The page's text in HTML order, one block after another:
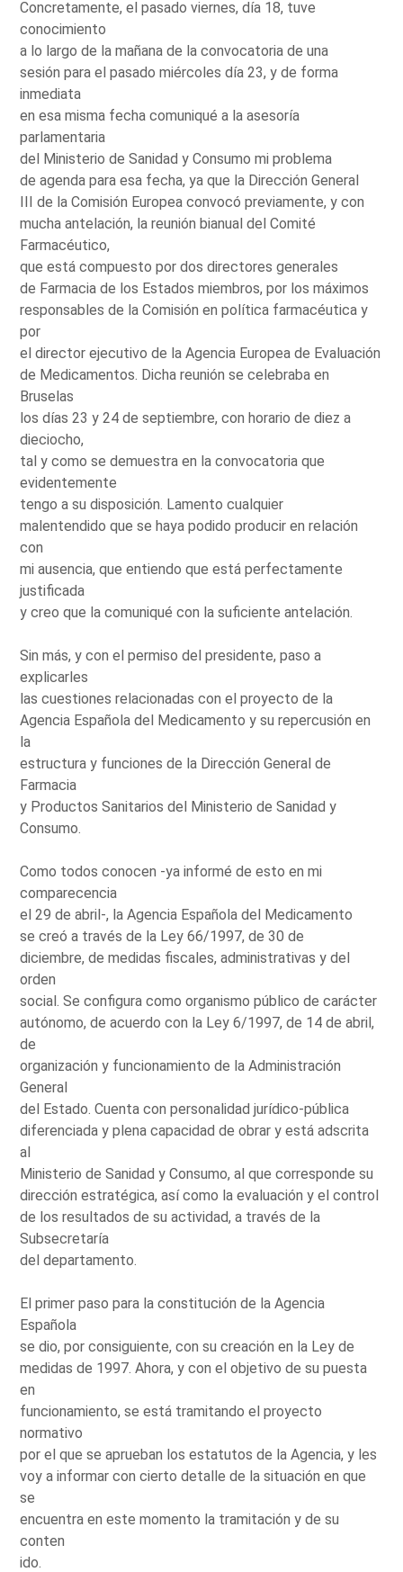
Concretamente, el pasado viernes, día 18, tuve
conocimiento
a lo largo de la mañana de la convocatoria de una
sesión para el pasado miércoles día 23, y de forma
inmediata
en esa misma fecha comuniqué a la asesoría
parlamentaria
del Ministerio de Sanidad y Consumo mi problema
de agenda para esa fecha, ya que la Dirección General
III de la Comisión Europea convocó previamente, y con
mucha antelación, la reunión bianual del Comité
Farmacéutico,
que está compuesto por dos directores generales
de Farmacia de los Estados miembros, por los máximos
responsables de la Comisión en política farmacéutica y
por
el director ejecutivo de la Agencia Europea de Evaluación
de Medicamentos. Dicha reunión se celebraba en
Bruselas
los días 23 y 24 de septiembre, con horario de diez a
dieciocho,
tal y como se demuestra en la convocatoria que
evidentemente
tengo a su disposición. Lamento cualquier
malentendido que se haya podido producir en relación
con
mi ausencia, que entiendo que está perfectamente
justificada
y creo que la comuniqué con la suficiente antelación.
Sin más, y con el permiso del presidente, paso a
explicarles
las cuestiones relacionadas con el proyecto de la
Agencia Española del Medicamento y su repercusión en
la
estructura y funciones de la Dirección General de
Farmacia
y Productos Sanitarios del Ministerio de Sanidad y
Consumo.
Como todos conocen -ya informé de esto en mi
comparecencia
el 29 de abril-, la Agencia Española del Medicamento
se creó a través de la Ley 66/1997, de 30 de
diciembre, de medidas fiscales, administrativas y del
orden
social. Se configura como organismo público de carácter
autónomo, de acuerdo con la Ley 6/1997, de 14 de abril,
de
organización y funcionamiento de la Administración
General
del Estado. Cuenta con personalidad jurídico-pública
diferenciada y plena capacidad de obrar y está adscrita
al
Ministerio de Sanidad y Consumo, al que corresponde su
dirección estratégica, así como la evaluación y el control
de los resultados de su actividad, a través de la
Subsecretaría
del departamento.
El primer paso para la constitución de la Agencia
Española
se dio, por consiguiente, con su creación en la Ley de
medidas de 1997. Ahora, y con el objetivo de su puesta
en
funcionamiento, se está tramitando el proyecto
normativo
por el que se aprueban los estatutos de la Agencia, y les
voy a informar con cierto detalle de la situación en que
se
encuentra en este momento la tramitación y de su
conten
ido.